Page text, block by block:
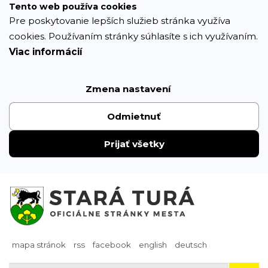
Prejsť
obsahu
Tento web používa cookies
Pre poskytovanie lepších služieb stránka využíva
cookies. Používaním stránky súhlasíte s ich využívaním.
Viac informácií
Zmena nastavení
Odmietnuť
Prijať všetky
mapa stránok rss facebook english deutsch